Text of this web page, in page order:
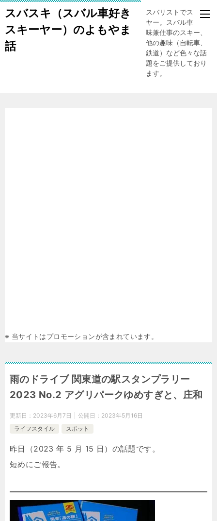
スバスキ（スバル車好き
スキーヤー）のよもやま
話
スバリストでスキー
ヤー。スバル車、趣
味兼仕事のスキー、
他の趣味（自転車、
鉄道）など色々な話
題をご提供しており
ます。
※ 当サイトはプロモーションが含まれています。
雨のドライブ 関東道の駅スタンプラリー
2023 No.2 アグリパークゆめすぎと、庄和
更新日： 2023年6月7日 公開日： 2023年5月16日
ライフスタイル
スポット
昨日（2023 年 5 月 15 日）の話題です。
短めにご報告。